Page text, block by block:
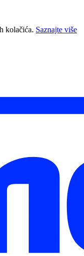
kolačića. Saznajte više